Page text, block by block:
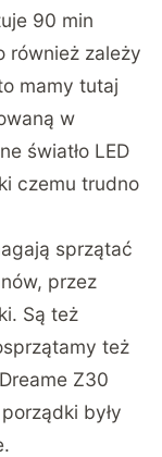
90 min
również zależy
mamy tutaj
w
światło LED
czemu trudno
sprzątać
przez
Są też
też
Z30
były